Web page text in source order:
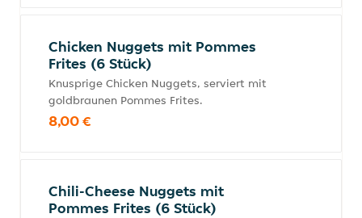
Chicken Nuggets mit Pommes
Frites (6 Stück)
Knusprige Chicken Nuggets, serviert mit
goldbraunen Pommes Frites.
8,00 €
Chili-Cheese Nuggets mit
Pommes Frites (6 Stück)